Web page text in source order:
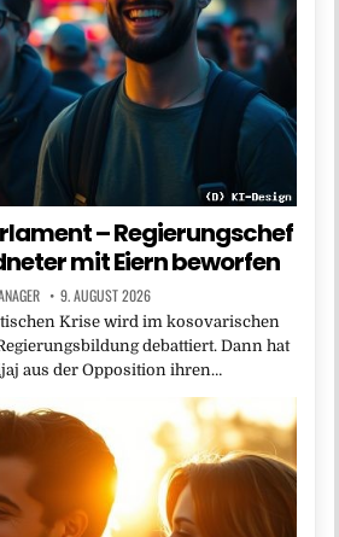
– Regierungschef
mit Eiern beworfen
9. AUGUST 2026
Krise wird im kosovarischen
debattiert. Dann hat
aus der Opposition ihren…